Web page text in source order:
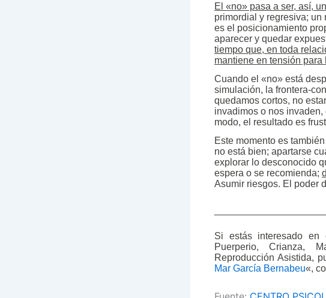
El «no» pasa a ser, así,
primordial y regresiva; un
es el posicionamiento
aparecer y quedar
tiempo que, en toda
mantiene en tensión
Cuando el «no» está
simulación, la frontera-
quedamos cortos, no
invadimos o nos
modo, el resultado es
Este momento es
no está bien; apartarse
explorar lo desconocido
espera o se recomienda;
Asumir riesgos. El poder
Si estás interesado en
Puerperio, Crianza,
Reproducción Asistida,
Mar García Bernabeu«,